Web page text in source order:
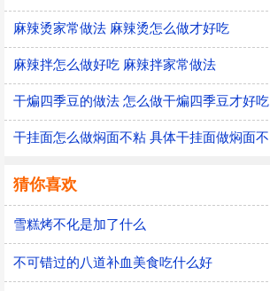
麻辣烫家常做法 麻辣烫怎么做才好吃
麻辣拌怎么做好吃 麻辣拌家常做法
干煸四季豆的做法 怎么做干煸四季豆才好吃
猜你喜欢
雪糕烤不化是加了什么
不可错过的八道补血美食吃什么好